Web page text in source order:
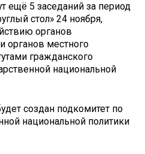
ещё 5 заседаний за период
стол» 24 ноября,
органов
органов местного
гражданского
национальной
создан подкомитет по
национальной политики